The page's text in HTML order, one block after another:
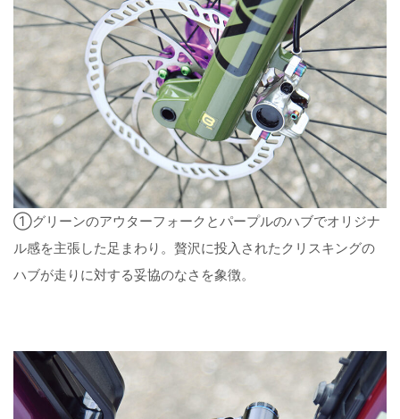
①グリーンのアウターフォークとパープルのハブでオリジナ
ル感を主張した足まわり。贅沢に投入されたクリスキングの
ハブが走りに対する妥協のなさを象徴。